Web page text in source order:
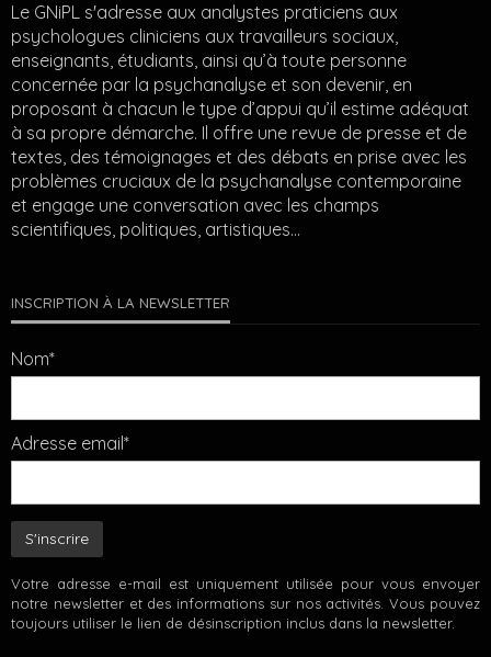
Le GNiPL s'adresse aux analystes praticiens aux
psychologues cliniciens aux travailleurs sociaux,
enseignants, étudiants, ainsi qu’à toute personne
concernée par la psychanalyse et son devenir, en
proposant à chacun le type d’appui qu’il estime adéquat
à sa propre démarche. Il offre une revue de presse et de
textes, des témoignages et des débats en prise avec les
problèmes cruciaux de la psychanalyse contemporaine
et engage une conversation avec les champs
scientifiques, politiques, artistiques…
INSCRIPTION À LA NEWSLETTER
Nom*
Adresse email*
Votre adresse e-mail est uniquement utilisée pour vous envoyer
notre newsletter et des informations sur nos activités. Vous pouvez
toujours utiliser le lien de désinscription inclus dans la newsletter.